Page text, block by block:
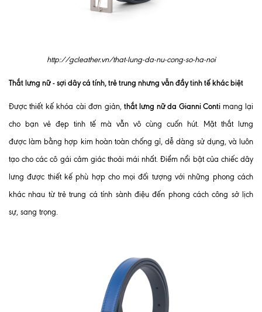
http://gcleather.vn/that-lung-da-nu-cong-so-ha-noi
Thắt lưng nữ - sợi dây cá tính, trẻ trung nhưng vẫn đầy tinh tế khác biệt
Được thiết kế khóa cài đơn giản, thắt lưng nữ da Gianni Conti mang lại
cho bạn vẻ đẹp tinh tế mà vẫn vô cùng cuốn hút. Mặt thắt lưng
được làm bằng hợp kim hoàn toàn chống gỉ, dễ dàng sử dụng, và luôn
tạo cho các cô gái cảm giác thoải mái nhất. Điểm nổi bật của chiếc dây
lưng được thiết kế phù hợp cho mọi đối tượng với những phong cách
khác nhau từ trẻ trung cá tính sành điệu đến phong cách công sở lịch
sự, sang trọng.